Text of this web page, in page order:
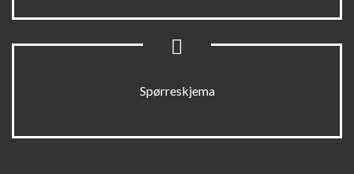
Spørreskjema